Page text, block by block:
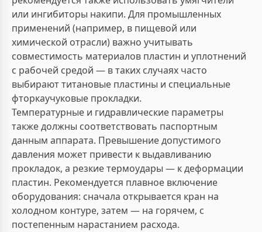
или ингибиторы накипи. Для промышленных
применений (например, в пищевой или
химической отрасли) важно учитывать
совместимость материалов пластин и уплотнений
с рабочей средой — в таких случаях часто
выбирают титановые пластины и специальные
фторкаучуковые прокладки.
Температурные и гидравлические параметры
также должны соответствовать паспортным
данным аппарата. Превышение допустимого
давления может привести к выдавливанию
прокладок, а резкие термоудары — к деформации
пластин. Рекомендуется плавное включение
оборудования: сначала открывается кран на
холодном контуре, затем — на горячем, с
постепенным нарастанием расхода.